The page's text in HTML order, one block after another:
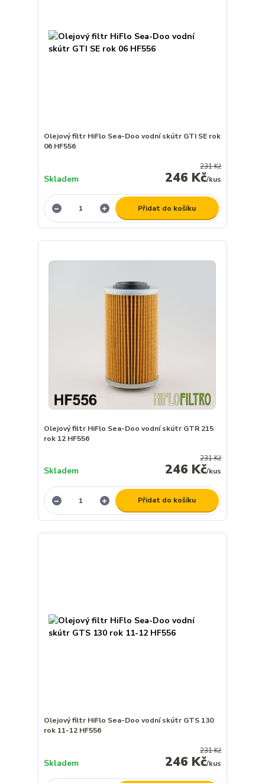
Olejový filtr HiFlo Sea-Doo vodní skútr GTI SE rok
06 HF556
231 Kč
246 Kč/kus
Skladem
Přidat do košíku
Olejový filtr HiFlo Sea-Doo vodní skútr GTR 215
rok 12 HF556
231 Kč
246 Kč/kus
Skladem
Přidat do košíku
Olejový filtr HiFlo Sea-Doo vodní skútr GTS 130
rok 11-12 HF556
231 Kč
246 Kč/kus
Skladem